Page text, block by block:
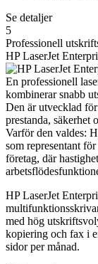
Se detaljer
5
Professionell
HP LaserJet
En professionell
kombinerar snabb
Den är utvecklad
prestanda, säkerhet
Varför den valdes:
som representant
företag, där
HP LaserJet
med hög
kopiering och fax i
sidor per månad.